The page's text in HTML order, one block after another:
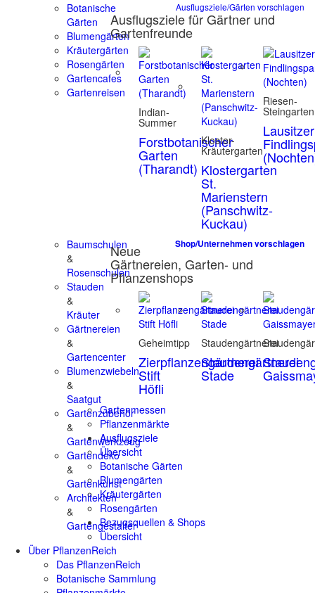
Botanische
Gärten
Blumengärten
Kräutergärten
Rosengärten
Gartencafes
Gartenreisen
Ausflugsziele/Gärten vorschlagen
Ausflugsziele für Gärtner und
Gartenfreunde
Indian-
Summer
Forstbotanischer
Garten
(Tharandt)
Kloster-
Kräutergarten
Klostergarten
St.
Marienstern
(Panschwitz-
Kuckau)
Riesen-
Steingarten
Lausitzer
Baumschulen
&
Rosenschulen
Stauden
&
Kräuter
Gärtnereien
&
Gartencenter
Blumenzwiebeln
&
Saatgut
Gartenzubehör
&
Gartenwerkzeug
Gartendeko
&
Gartenkunst
Architekten
&
Gartengestalter
Shop/Unternehmen vorschlagen
Neue
Gärtnereien, Garten- und
Pflanzenshops
Geheimtipp
Zierpflanzengärtnerei
Stift
Höfli
Staudengärtnerei
Staudengärtnerei
Stade
Gartenmessen
Pflanzenmärkte
Ausflugsziele
Übersicht
Botanische Gärten
Blumengärten
Kräutergärten
Rosengärten
Bezugsquellen & Shops
Übersicht
Über PflanzenReich
Das PflanzenReich
Botanische Sammlung